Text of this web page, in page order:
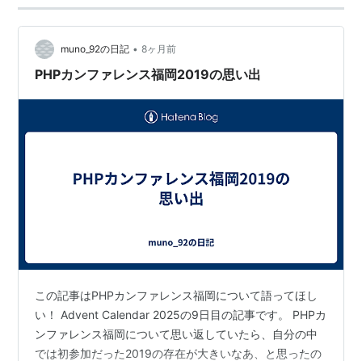
muno_92の日記 • 8ヶ月前
PHPカンファレンス福岡2019の思い出
この記事はPHPカンファレンス福岡について語ってほし
い！ Advent Calendar 2025の9日目の記事です。 PHPカ
ンファレンス福岡について思い返していたら、自分の中
では初参加だった2019の存在が大きいなあ、と思ったの